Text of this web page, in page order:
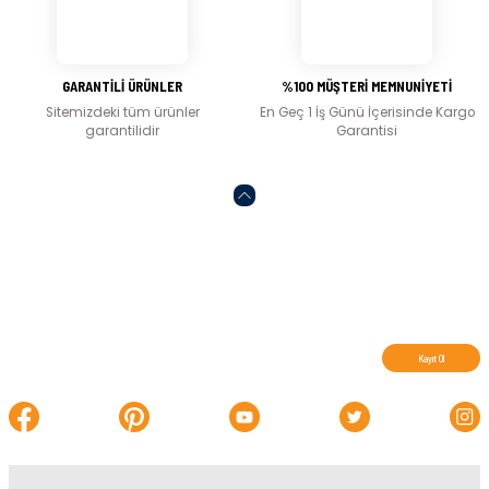
GARANTİLİ ÜRÜNLER
Sitemizdeki tüm ürünler
garantilidir
%100 MÜŞTERİ MEMNUNİYETİ
En Geç 1 İş Günü İçerisinde Kargo
Garantisi
Kayıt Ol